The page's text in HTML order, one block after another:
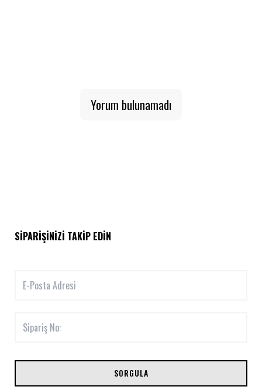
Yorum bulunamadı
SIPARIŞINIZI TAKIP EDIN
SORGULA